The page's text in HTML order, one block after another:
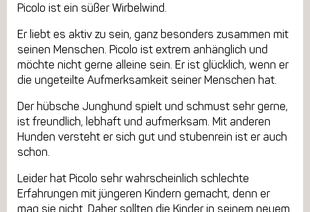
Picolo ist ein süßer Wirbelwind.
Er liebt es aktiv zu sein, ganz besonders zusammen mit
seinen Menschen. Picolo ist extrem anhänglich und
möchte nicht gerne alleine sein. Er ist glücklich, wenn er
die ungeteilte Aufmerksamkeit seiner Menschen hat.
Der hübsche Junghund spielt und schmust sehr gerne,
ist freundlich, lebhaft und aufmerksam. Mit anderen
Hunden versteht er sich gut und stubenrein ist er auch
schon.
Leider hat Picolo sehr wahrscheinlich schlechte
Erfahrungen mit jüngeren Kindern gemacht, denn er
mag sie nicht. Daher sollten die Kinder in seinem neuem